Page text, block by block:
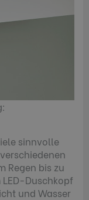
sinnvolle
Regen bis zu
Duschkopf
und Wasser